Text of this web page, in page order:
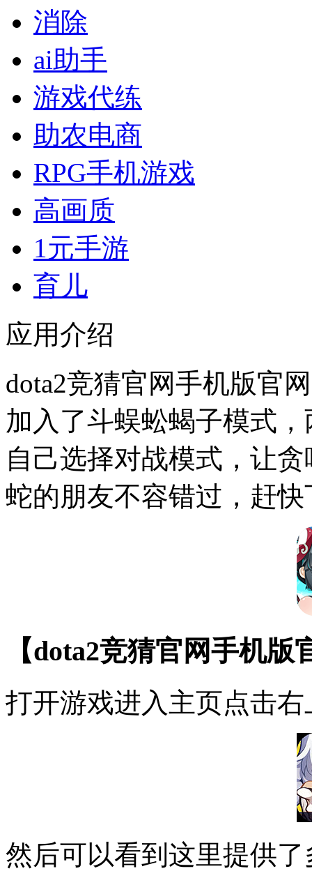
消除
ai助手
游戏代练
助农电商
RPG手机游戏
高画质
1元手游
育儿
应用介绍
dota2竞猜官网手机版官
加入了斗蜈蚣蝎子模式
自己选择对战模式，让
蛇的朋友不容错过，赶
【dota2竞猜官网手机
打开游戏进入主页点击
然后可以看到这里提供